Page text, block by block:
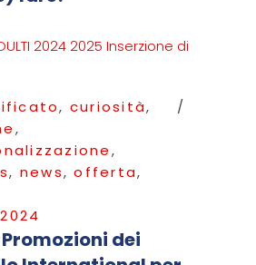
, curiosità,
,
,
, news,offerta,
dei